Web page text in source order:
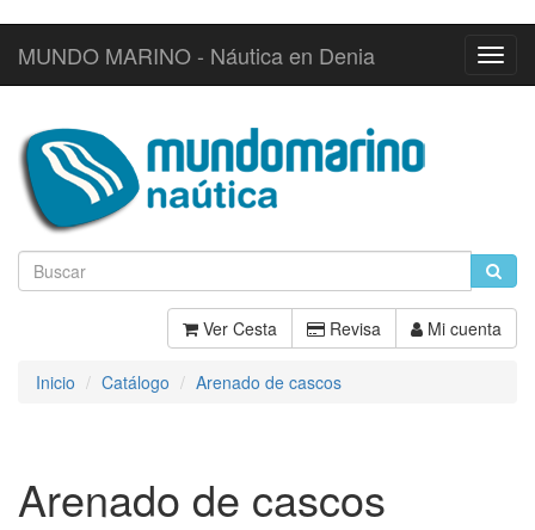
MUNDO MARINO - Náutica en Denia
Ver Cesta Revisa Mi cuenta
Inicio Catálogo Arenado de cascos
Arenado de cascos